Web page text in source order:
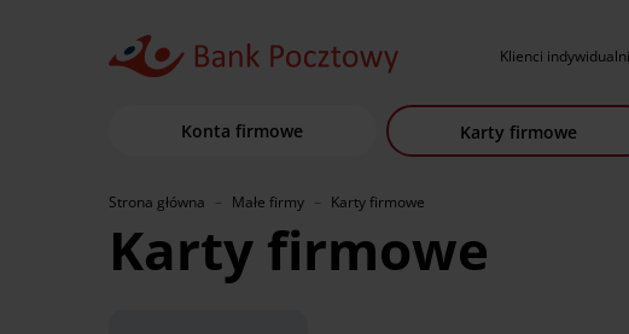
Klienci indywidualni
Konta firmowe Karty firmowe
Strona główna Małe firmy Karty firmowe
Karty firmowe